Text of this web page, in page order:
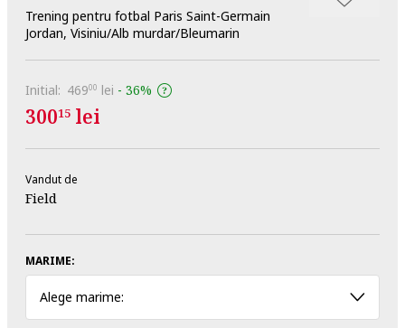
Trening pentru fotbal Paris Saint-Germain
Jordan, Visiniu/Alb murdar/Bleumarin
Initial: 46900 lei - 36%
30015 lei
Vandut de
Field
MARIME:
Alege marime: